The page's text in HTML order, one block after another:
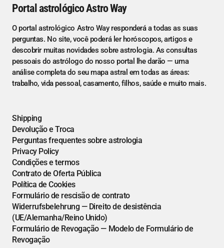
Portal astrológico Astro Way
O portal astrológico Astro Way responderá a todas as suas
perguntas. No site, você poderá ler horóscopos, artigos e
descobrir muitas novidades sobre astrologia. As consultas
pessoais do astrólogo do nosso portal lhe darão — uma
análise completa do seu mapa astral em todas as áreas:
trabalho, vida pessoal, casamento, filhos, saúde e muito mais.
Shipping
Devolução e Troca
Perguntas frequentes sobre astrologia
Privacy Policy
Condições e termos
Contrato de Oferta Pública
Política de Cookies
Formulário de rescisão de contrato
Widerrufsbelehrung — Direito de desistência
(UE/Alemanha/Reino Unido)
Formulário de Revogação — Modelo de Formulário de
Revogação